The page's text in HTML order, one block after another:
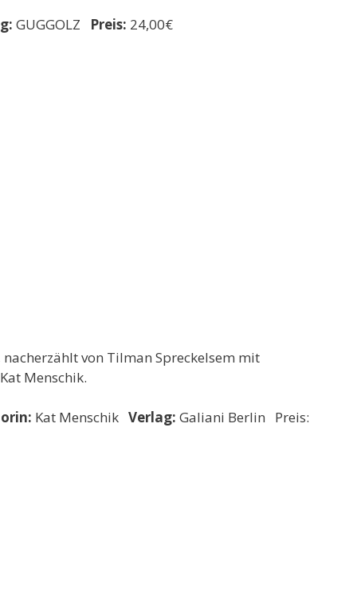
GUGGOLZ Preis: 24,00€
von Tilman Spreckelsem mit
Menschik.
Kat Menschik Verlag: Galiani Berlin Preis: